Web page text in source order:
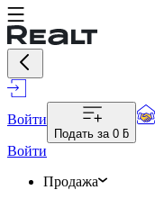
Войти
Подать за 0 ƃ
Войти
Продажа